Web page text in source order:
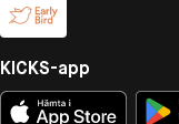
KICKS-app